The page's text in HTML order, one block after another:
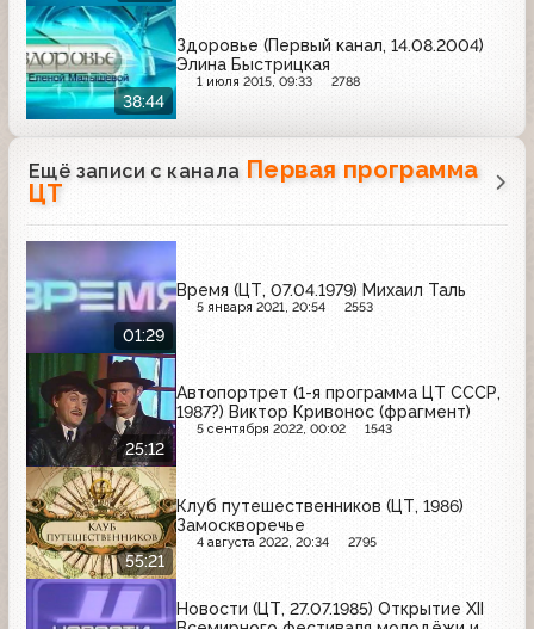
38:44
Здоровье (Первый канал, 14.08.2004)
Элина Быстрицкая
1 июля 2015, 09:33 2788
Ещё записи с канала Первая программа
ЦТ
01:29
Время (ЦТ, 07.04.1979) Михаил Таль
5 января 2021, 20:54 2553
25:12
Автопортрет (1-я программа ЦТ СССР,
1987?) Виктор Кривонос (фрагмент)
5 сентября 2022, 00:02 1543
55:21
Клуб путешественников (ЦТ, 1986)
Замоскворечье
4 августа 2022, 20:34 2795
Новости (ЦТ, 27.07.1985) Открытие XII